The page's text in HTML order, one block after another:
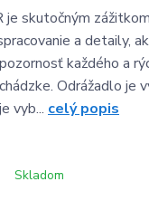
skutočným
a detaily,
každého a
Odrážadlo je
vyb... celý popis
Skladom